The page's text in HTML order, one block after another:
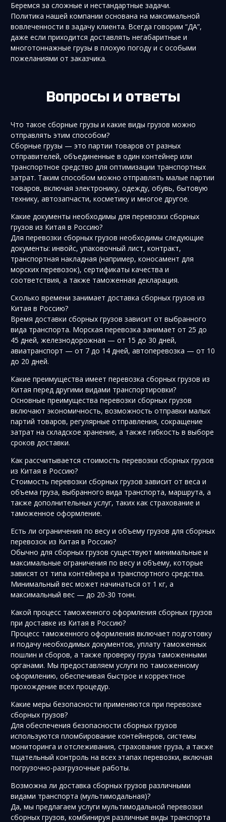
Беремся за сложные и нестандартные задачи.
Политика нашей компании основана на максимальной
вовлеченности в задачу клиента. Всегда говорим “ДА”,
даже если приходится доставлять негабаритные и
многотоннажные грузы в плохую погоду и с особыми
пожеланиями от заказчика.
Вопросы и ответы
Что такое сборные грузы и какие виды грузов можно
отправлять этим способом?
Сборные грузы — это партии товаров от разных
отправителей, объединенные в один контейнер или
транспортное средство для оптимизации транспортных
затрат. Таким способом можно отправлять малые партии
товаров, включая электронику, одежду, обувь, бытовую
технику, автозапчасти, косметику и многое другое.
Какие документы необходимы для перевозки сборных
грузов из Китая в Россию?
Для перевозки сборных грузов необходимы следующие
документы: инвойс, упаковочный лист, контракт,
транспортная накладная (например, коносамент для
морских перевозок), сертификаты качества и
соответствия, а также таможенная декларация.
Сколько времени занимает доставка сборных грузов из
Китая в Россию?
Время доставки сборных грузов зависит от выбранного
вида транспорта. Морская перевозка занимает от 25 до
45 дней, железнодорожная — от 15 до 30 дней,
авиатранспорт — от 7 до 14 дней, автоперевозка — от 10
до 20 дней.
Какие преимущества имеет перевозка сборных грузов из
Китая перед другими видами транспортировки?
Основные преимущества перевозки сборных грузов
включают экономичность, возможность отправки малых
партий товаров, регулярные отправления, сокращение
затрат на складское хранение, а также гибкость в выборе
сроков доставки.
Как рассчитывается стоимость перевозки сборных грузов
из Китая в Россию?
Стоимость перевозки сборных грузов зависит от веса и
объема груза, выбранного вида транспорта, маршрута, а
также дополнительных услуг, таких как страхование и
таможенное оформление.
Есть ли ограничения по весу и объему грузов для сборных
перевозок из Китая в Россию?
Обычно для сборных грузов существуют минимальные и
максимальные ограничения по весу и объему, которые
зависят от типа контейнера и транспортного средства.
Минимальный вес может начинаться от 1 кг, а
максимальный вес — до 20-30 тонн.
Какой процесс таможенного оформления сборных грузов
при доставке из Китая в Россию?
Процесс таможенного оформления включает подготовку
и подачу необходимых документов, уплату таможенных
пошлин и сборов, а также проверку груза таможенными
органами. Мы предоставляем услуги по таможенному
оформлению, обеспечивая быстрое и корректное
прохождение всех процедур.
Какие меры безопасности применяются при перевозке
сборных грузов?
Для обеспечения безопасности сборных грузов
используются пломбирование контейнеров, системы
мониторинга и отслеживания, страхование груза, а также
тщательный контроль на всех этапах перевозки, включая
погрузочно-разгрузочные работы.
Возможна ли доставка сборных грузов различными
видами транспорта (мультимодальная)?
Да, мы предлагаем услуги мультимодальной перевозки
сборных грузов, комбинируя различные виды транспорта